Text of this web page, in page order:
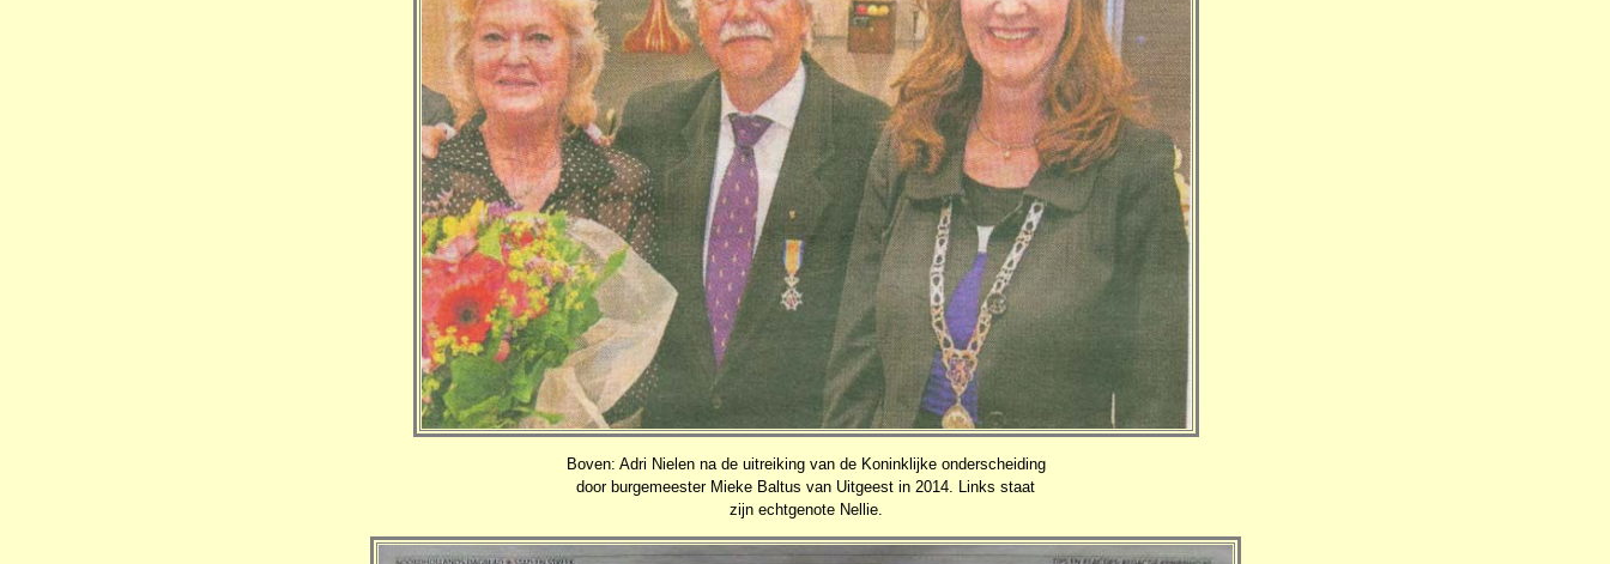
Boven: Adri Nielen na de uitreiking van de Koninklijke onderscheiding
door burgemeester Mieke Baltus van Uitgeest in 2014. Links staat
zijn echtgenote Nellie.